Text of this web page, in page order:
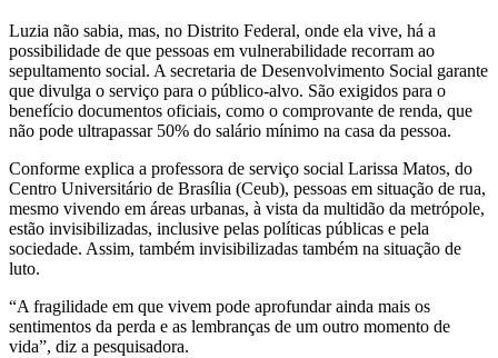
Luzia não sabia, mas, no Distrito Federal, onde ela vive, há a
possibilidade de que pessoas em vulnerabilidade recorram ao
sepultamento social. A secretaria de Desenvolvimento Social garante
que divulga o serviço para o público-alvo. São exigidos para o
benefício documentos oficiais, como o comprovante de renda, que
não pode ultrapassar 50% do salário mínimo na casa da pessoa.
Conforme explica a professora de serviço social Larissa Matos, do
Centro Universitário de Brasília (Ceub), pessoas em situação de rua,
mesmo vivendo em áreas urbanas, à vista da multidão da metrópole,
estão invisibilizadas, inclusive pelas políticas públicas e pela
sociedade. Assim, também invisibilizadas também na situação de
luto.
“A fragilidade em que vivem pode aprofundar ainda mais os
sentimentos da perda e as lembranças de um outro momento de
vida”, diz a pesquisadora.